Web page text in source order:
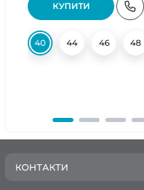
КУПИТИ
40 44 46 48
КОНТАКТИ